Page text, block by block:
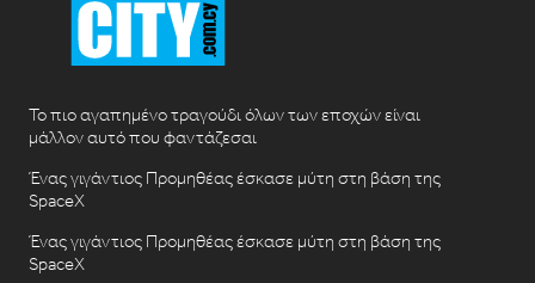
Το πιο αγαπημένο τραγούδι όλων των εποχών είναι
μάλλον αυτό που φαντάζεσαι
Ένας γιγάντιος Προμηθέας έσκασε μύτη στη βάση της
SpaceX
Ένας γιγάντιος Προμηθέας έσκασε μύτη στη βάση της
SpaceX